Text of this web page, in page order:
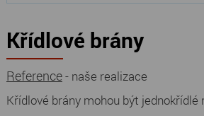
Křídlové brány
Reference- naše realizace
Křídlové brány mohou být jednokřídlé